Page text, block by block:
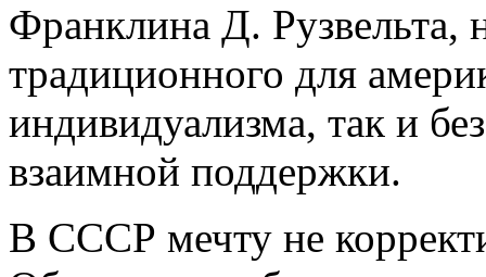
Франклина Д. Рузвельта,
традиционного для
индивидуализма, так и
взаимной поддержки.
В СССР мечту не